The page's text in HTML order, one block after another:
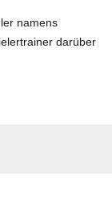
namens
darüber